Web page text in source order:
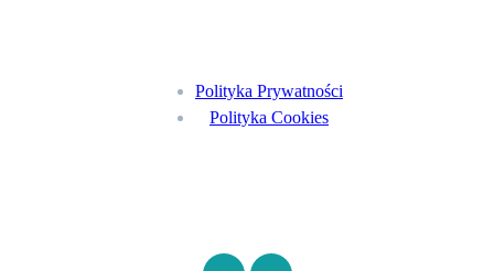
Polityka Prywatności
Polityka Cookies